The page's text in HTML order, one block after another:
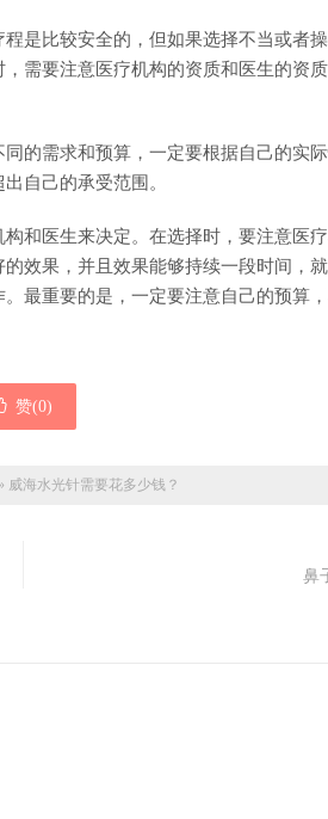
是比较安全的，但如果选择不当或者
需要注意医疗机构的资质和医生的资
的需求和预算，一定要根据自己的实
自己的承受范围。
和医生来决定。在选择时，要注意医
效果，并且效果能够持续一段时间，
最重要的是，一定要注意自己的预算
赞(0)
» 威海水光针需要花多少钱？
鼻